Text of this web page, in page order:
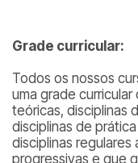
Grade curricular:
Todos os nossos
uma grade
teóricas, disciplinas
disciplinas de
disciplinas regulares
progressivas e que